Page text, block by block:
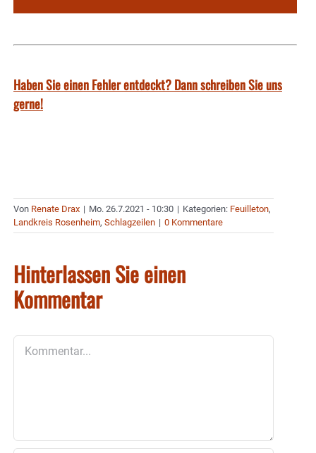
Haben Sie einen Fehler entdeckt? Dann schreiben Sie uns
gerne!
Von Renate Drax | Mo. 26.7.2021 - 10:30 | Kategorien: Feuilleton,
Landkreis Rosenheim, Schlagzeilen | 0 Kommentare
Hinterlassen Sie einen
Kommentar